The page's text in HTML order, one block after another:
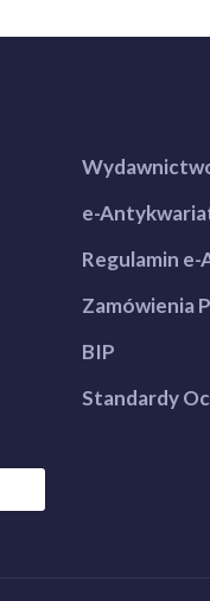
e-
Regulamin
Zamówienia
BIP
Standardy